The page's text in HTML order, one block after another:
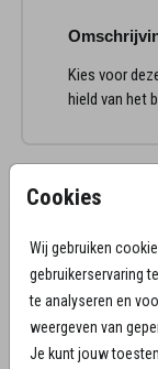
Cookies
Wij gebruiken
gebruikerservaring
te analyseren en
weergeven van
Je kunt jouw
Kies voor
hield van het
Meer